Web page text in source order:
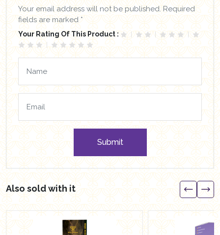
Your email address will not be published. Required
fields are marked *
Your Rating Of This Product :
Submit
Also sold with it